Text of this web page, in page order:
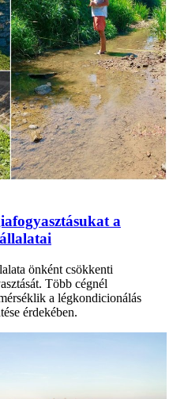
a
önként csökkenti
Több cégnél
a légkondicionálás
érdekében.